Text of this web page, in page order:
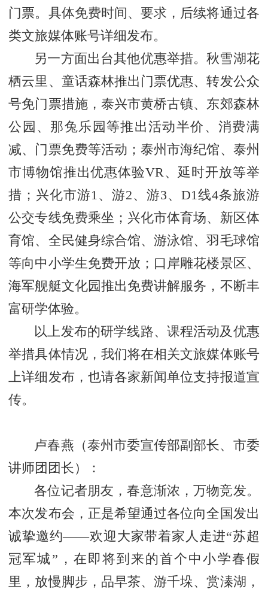
门票。具体免费时间、要求，后续将通过各
类文旅媒体账号详细发布。
另一方面出台其他优惠举措。秋雪湖花
栖云里、童话森林推出门票优惠、转发公众
号免门票措施，泰兴市黄桥古镇、东郊森林
公园、那兔乐园等推出活动半价、消费满
减、门票免费等活动；泰州市海纪馆、泰州
市博物馆推出优惠体验VR、延时开放等举
措；兴化市游1、游2、游3、D1线4条旅游
公交专线免费乘坐；兴化市体育场、新区体
育馆、全民健身综合馆、游泳馆、羽毛球馆
等向中小学生免费开放；口岸雕花楼景区、
海军舰艇文化园推出免费讲解服务，不断丰
富研学体验。
以上发布的研学线路、课程活动及优惠
举措具体情况，我们将在相关文旅媒体账号
上详细发布，也请各家新闻单位支持报道宣
传。
卢春燕（泰州市委宣传部副部长、市委
讲师团团长）：
各位记者朋友，春意渐浓，万物竞发。
本次发布会，正是希望通过各位向全国发出
诚挚邀约——欢迎大家带着家人走进“苏超
冠军城”，在即将到来的首个中小学春假
里，放慢脚步，品早茶、游千垛、赏溱湖，